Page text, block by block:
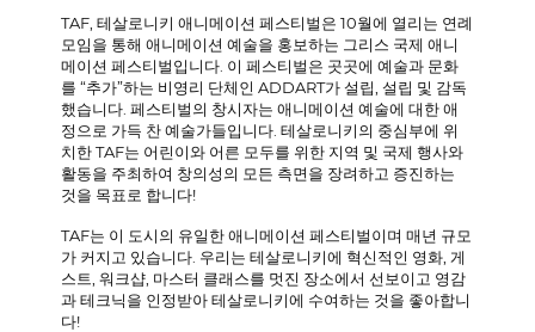
TAF, 테살로니키 애니메이션 페스티벌은 10월에 열리는 연례
모임을 통해 애니메이션 예술을 홍보하는 그리스 국제 애니
메이션 페스티벌입니다. 이 페스티벌은 곳곳에 예술과 문화
를 “추가”하는 비영리 단체인 ADDART가 설립, 설립 및 감독
했습니다. 페스티벌의 창시자는 애니메이션 예술에 대한 애
정으로 가득 찬 예술가들입니다. 테살로니키의 중심부에 위
치한 TAF는 어린이와 어른 모두를 위한 지역 및 국제 행사와
활동을 주최하여 창의성의 모든 측면을 장려하고 증진하는
것을 목표로 합니다!
TAF는 이 도시의 유일한 애니메이션 페스티벌이며 매년 규모
가 커지고 있습니다. 우리는 테살로니키에 혁신적인 영화, 게
스트, 워크샵, 마스터 클래스를 멋진 장소에서 선보이고 영감
과 테크닉을 인정받아 테살로니키에 수여하는 것을 좋아합니
다!